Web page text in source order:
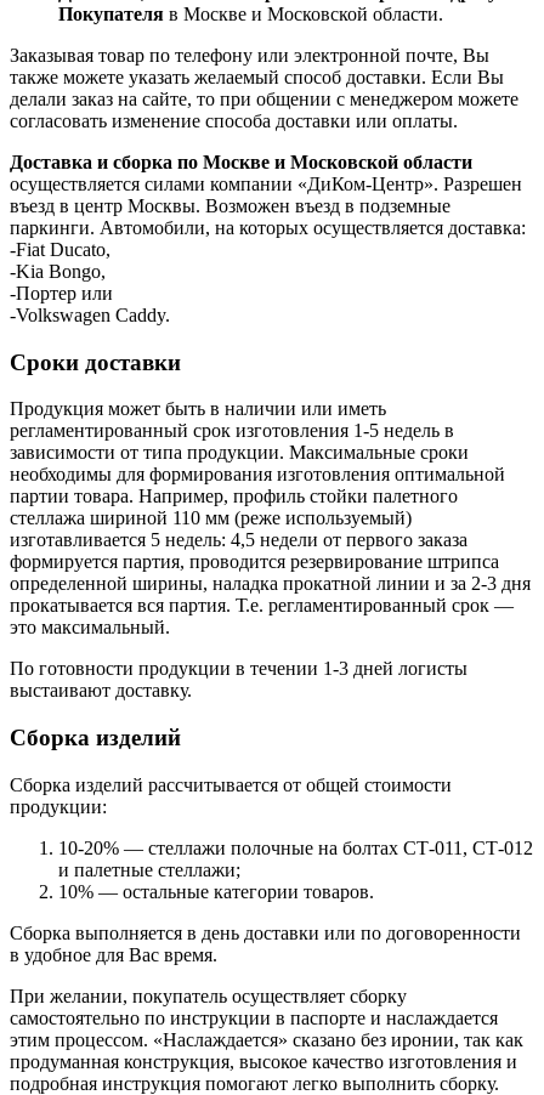
Покупателя в Москве и Московской области.
Заказывая товар по телефону или электронной почте, Вы
также можете указать желаемый способ доставки. Если Вы
делали заказ на сайте, то при общении с менеджером можете
согласовать изменение способа доставки или оплаты.
Доставка и сборка по Москве и Московской области
осуществляется силами компании «ДиКом-Центр». Разрешен
въезд в центр Москвы. Возможен въезд в подземные
паркинги. Автомобили, на которых осуществляется доставка:
-Fiat Ducato,
-Kia Bongo,
-Портер или
-Volkswagen Caddy.
Сроки доставки
Продукция может быть в наличии или иметь
регламентированный срок изготовления 1-5 недель в
зависимости от типа продукции. Максимальные сроки
необходимы для формирования изготовления оптимальной
партии товара. Например, профиль стойки палетного
стеллажа шириной 110 мм (реже используемый)
изготавливается 5 недель: 4,5 недели от первого заказа
формируется партия, проводится резервирование штрипса
определенной ширины, наладка прокатной линии и за 2-3 дня
прокатывается вся партия. Т.е. регламентированный срок —
это максимальный.
По готовности продукции в течении 1-3 дней логисты
выстаивают доставку.
Сборка изделий
Сборка изделий рассчитывается от общей стоимости
продукции:
10-20% — стеллажи полочные на болтах СТ-011, СТ-012
и палетные стеллажи;
10% — остальные категории товаров.
Сборка выполняется в день доставки или по договоренности
в удобное для Вас время.
При желании, покупатель осуществляет сборку
самостоятельно по инструкции в паспорте и наслаждается
этим процессом. «Наслаждается» сказано без иронии, так как
продуманная конструкция, высокое качество изготовления и
подробная инструкция помогают легко выполнить сборку.